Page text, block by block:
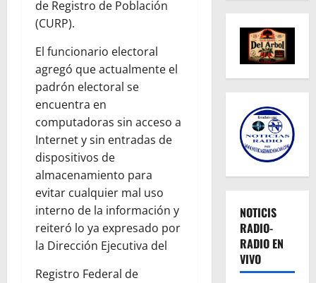
de Registro de Población
(CURP).
El funcionario electoral
agregó que actualmente el
padrón electoral se
encuentra en
computadoras sin acceso a
Internet y sin entradas de
dispositivos de
almacenamiento para
evitar cualquier mal uso
interno de la información y
reiteró lo ya expresado por
la Dirección Ejecutiva del
Registro Federal de
NOTICIS
RADIO-
RADIO EN
VIVO